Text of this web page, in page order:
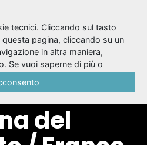
:
cuore"
del
tecnici. Cliccando sul tasto
pagina, cliccando su un
in altra maniera,
Se vuoi saperne di più o